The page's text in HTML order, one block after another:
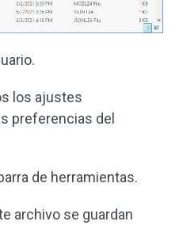
los ajustes
preferencias del
de herramientas.
archivo se guardan